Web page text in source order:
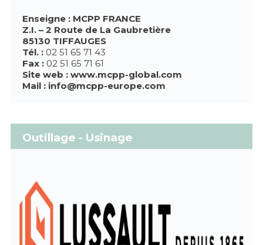
Enseigne : MCPP FRANCE
Z.I. – 2 Route de La Gaubretière
85130 TIFFAUGES
Tél. :02 51 65 71 43
Fax :02 51 65 71 61
Site web : www.mcpp-global.com
Mail : info@mcpp-europe.com
Outillage - Usinage